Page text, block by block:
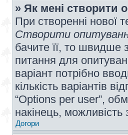
» Як мені створити
При створенні нової
Створити
бачите її, то швидше
питання для
варіант потрібно
кількість варіантів
“Options per user”,
накінець, можливість
Догори